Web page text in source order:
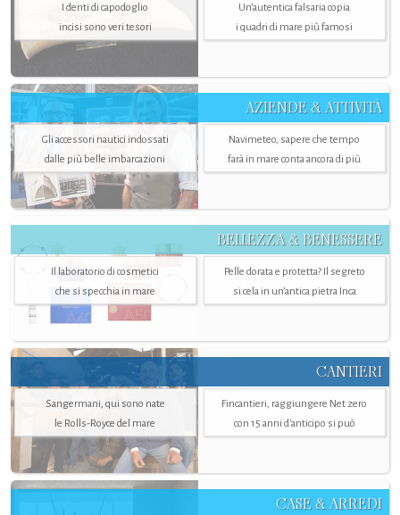
I denti di capodoglio
incisi sono veri tesori
Un’autentica falsaria copia
i quadri di mare più famosi
AZIENDE & ATTIVITÀ
Gli accessori nautici indossati
dalle più belle imbarcazioni
Navimeteo, sapere che tempo
farà in mare conta ancora di più
BELLEZZA & BENESSERE
Il laboratorio di cosmetici
che si specchia in mare
Pelle dorata e protetta? Il segreto
si cela in un’antica pietra Inca
CANTIERI
Sangermani, qui sono nate
le Rolls-Royce del mare
Fincantieri, raggiungere Net zero
con 15 anni d'anticipo si può
CASE & ARREDI